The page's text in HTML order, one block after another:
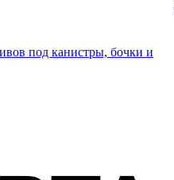
под канистры, бочки и